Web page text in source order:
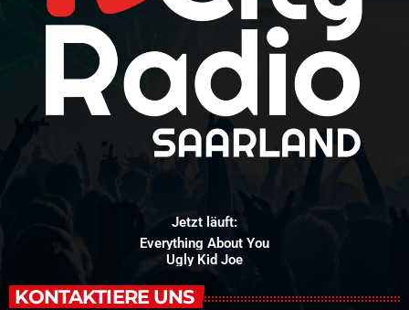
Jetzt läuft:
Everything About You
Ugly Kid Joe
KONTAKTIERE UNS